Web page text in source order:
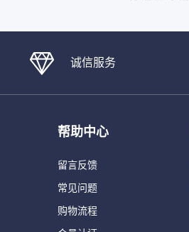
诚信服务
帮助中心
留言反馈
常见问题
购物流程